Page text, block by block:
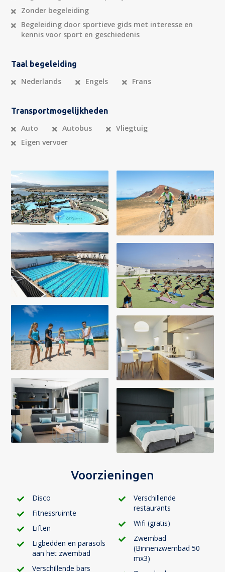
Zonder begeleiding
Begeleiding door sportieve gids met interesse en
kennis voor sport en geschiedenis
Taal begeleiding
Nederlands Engels Frans
Transportmogelijkheden
Auto Autobus
Vliegtuig
Eigen vervoer
Voorzieningen
Disco
Fitnessruimte
Liften
Ligbedden en parasols
aan het zwembad
Verschillende bars
Verschillende
restaurants
Wifi (gratis)
Zwembad
(Binnenzwembad 50
mx3)